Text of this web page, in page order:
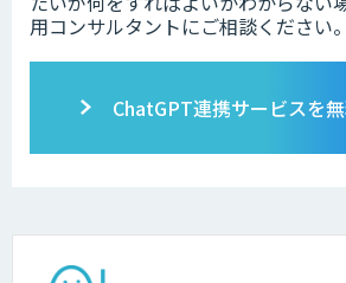
用コンサルタントにご相談ください。
ChatGPT連携サービスを